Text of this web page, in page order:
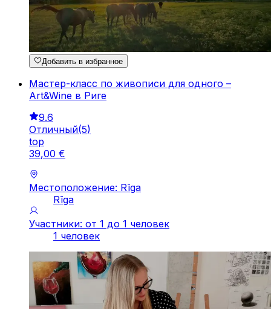
Добавить в избранное
Мастер-класс по живописи для одного –
Art&Wine в Риге
9.6
Отличный(5)
top
39,00 €
Местоположение: Rīga
Rīga
Участники: от 1 до 1 человек
1 человек